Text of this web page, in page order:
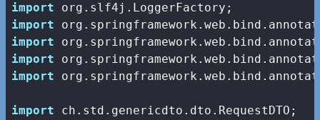
import
import
import
import
import
import